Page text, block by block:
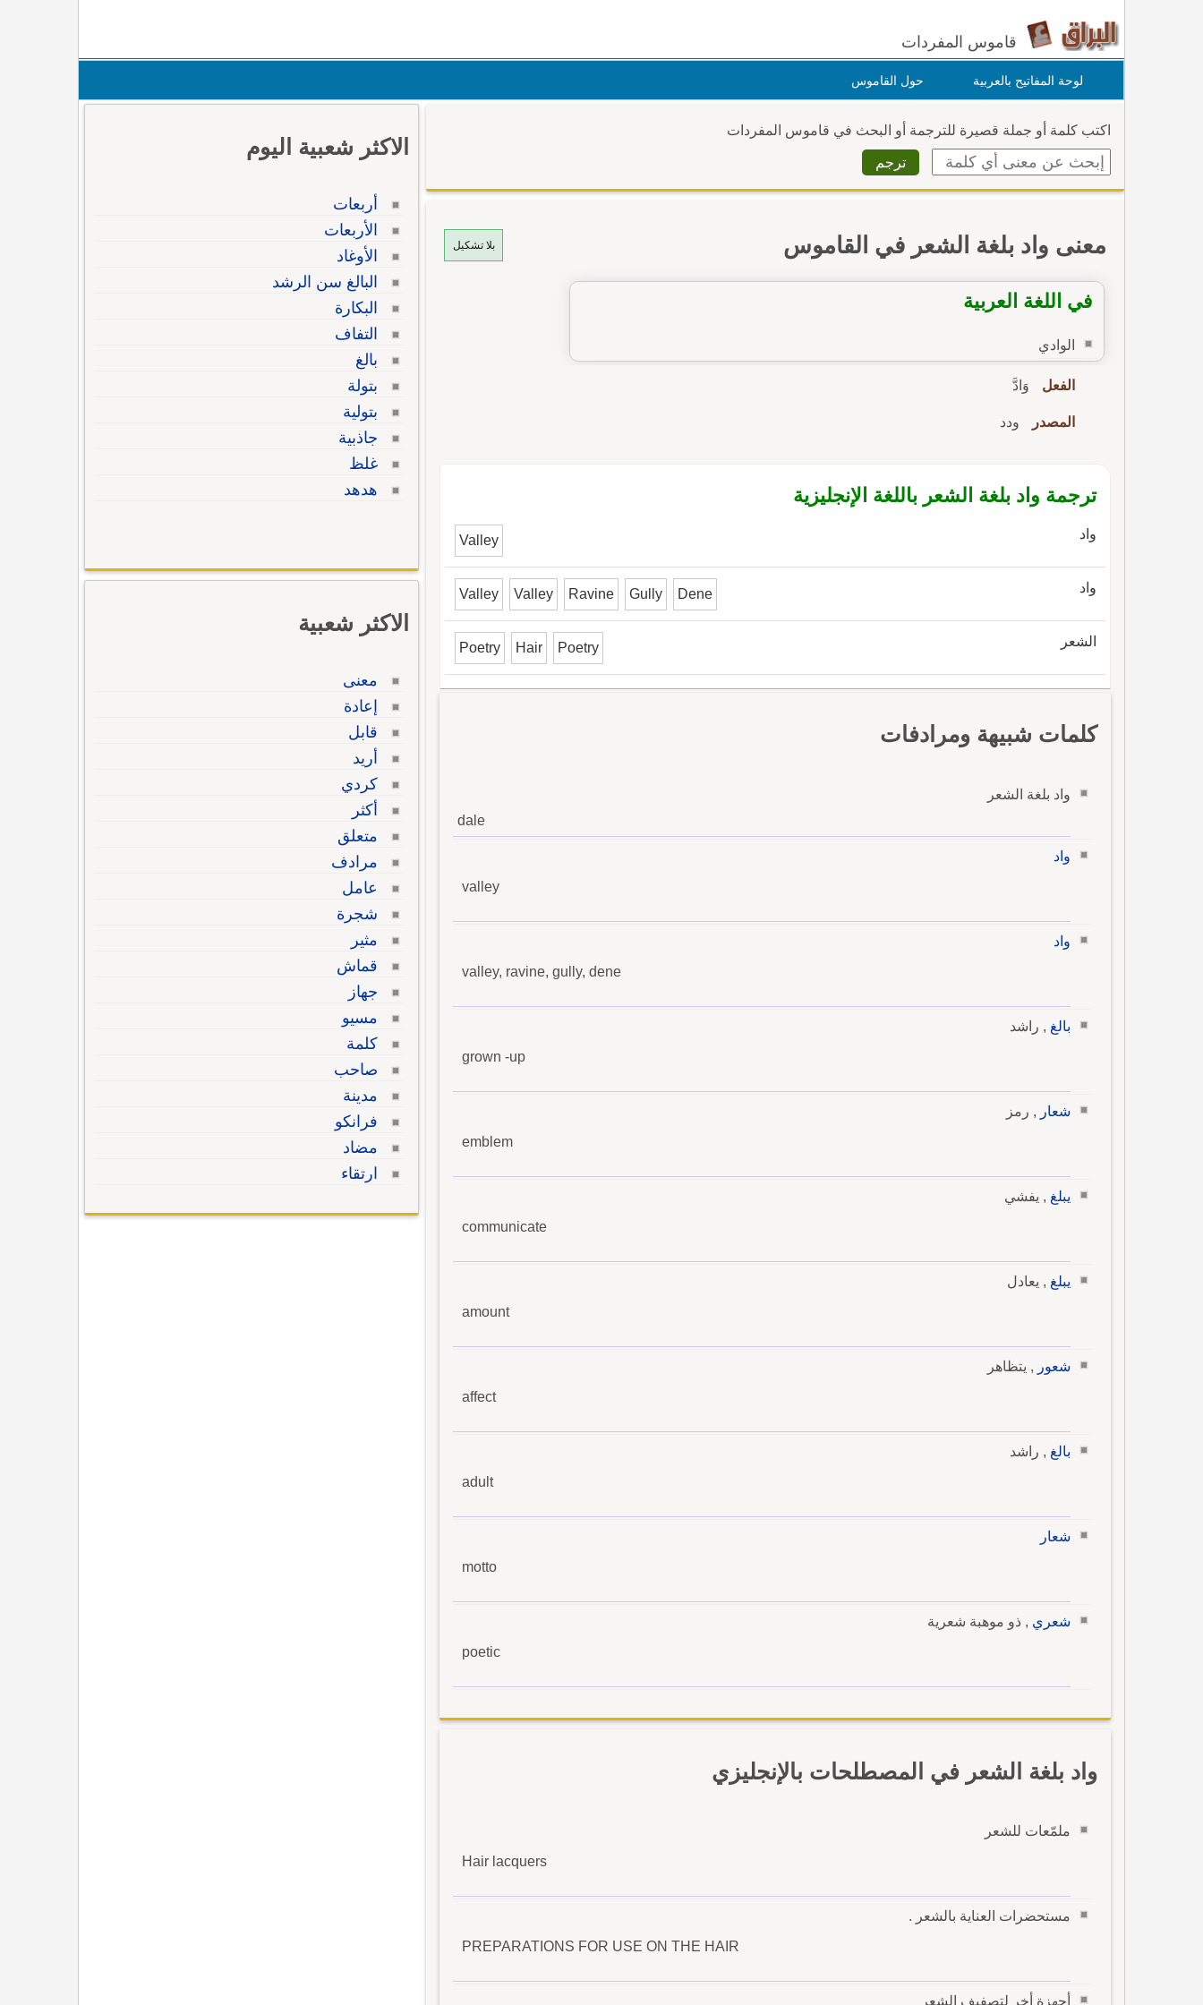
قاموس المفردات
لوحة المفاتيح بالعربية حول القاموس
اكتب كلمة أو جملة قصيرة للترجمة أو البحث في قاموس المفردات
بلا تشكيل معنى واد بلغة الشعر في القاموس
في اللغة العربية
الوادي
الفعل وَادَّ
المصدر ودد
ترجمة واد بلغة الشعر باللغة الإنجليزية
واد Valley
واد Valley Valley Ravine Gully Dene
الشعر Poetry Hair Poetry
كلمات شبيهة ومرادفات
واد بلغة الشعر
dale
واد
valley
واد
valley, ravine, gully, dene
بالغ , راشد
grown -up
شعار , رمز
emblem
يبلغ , يفشي
communicate
يبلغ , يعادل
amount
شعور , يتظاهر
affect
بالغ , راشد
adult
شعار
motto
شعري , ذو موهبة شعرية
poetic
واد بلغة الشعر في المصطلحات بالإنجليزي
ملمّعات للشعر
Hair lacquers
مستحضرات العناية بالشعر .
PREPARATIONS FOR USE ON THE HAIR
أجهزة أخر لتصفيف الشعر
الاكثر شعبية اليوم
أربعات
الأربعات
الأوغاد
البالغ سن الرشد
البكارة
التفاف
بالغ
بتولة
بتولية
جاذبية
غلظ
هدهد
الاكثر شعبية
معنى
إعادة
قابل
أريد
كردي
أكثر
متعلق
مرادف
عامل
شجرة
مثير
قماش
جهاز
مسيو
كلمة
صاحب
مدينة
فرانكو
مضاد
ارتقاء